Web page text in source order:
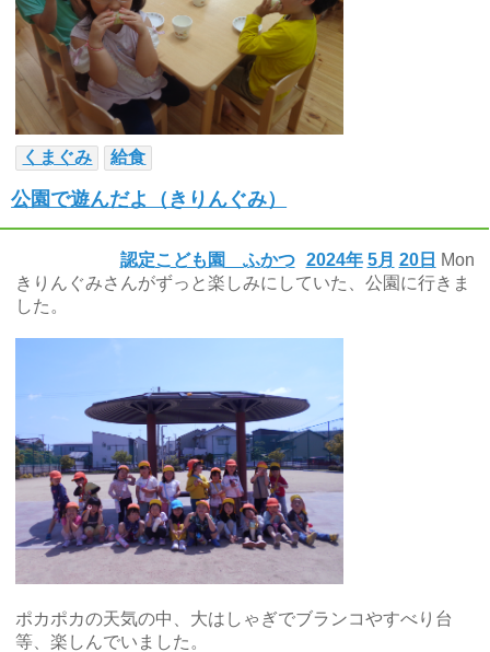
くまぐみ 給食
公園で遊んだよ（きりんぐみ）
2024年 5月 20日 Mon
認定こども園 ふかつ
きりんぐみさんがずっと楽しみにしていた、公園に行きま
した。
ポカポカの天気の中、大はしゃぎでブランコやすべり台
等、楽しんでいました。